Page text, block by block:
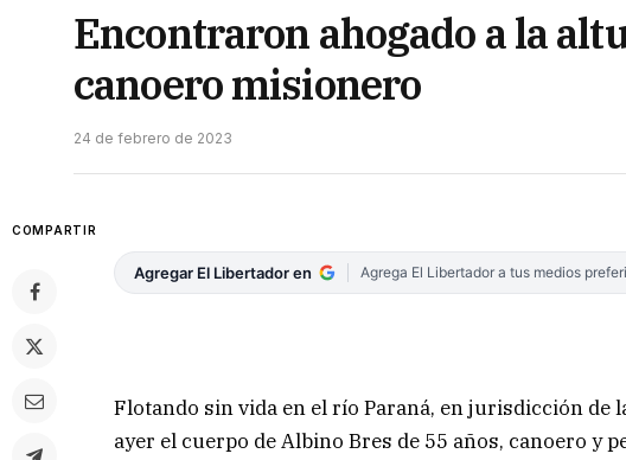
Encontraron ahogado a la
canoero misionero
24 de febrero de 2023
COMPARTIR
Agregar El Libertador en Agrega El Libertador a tus medios
Flotando sin vida en el río Paraná, en jurisdicción de
ayer el cuerpo de Albino Bres de 55 años, canoero y